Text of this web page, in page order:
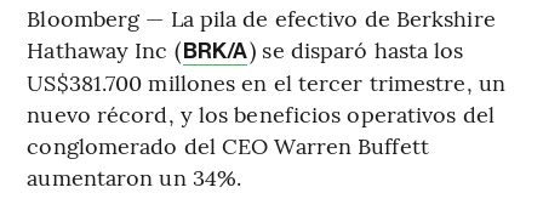
Bloomberg — La pila de efectivo de Berkshire
Hathaway Inc (BRK/A) se disparó hasta los
US$381.700 millones en el tercer trimestre, un
nuevo récord, y los beneficios operativos del
conglomerado del CEO Warren Buffett
aumentaron un 34%.